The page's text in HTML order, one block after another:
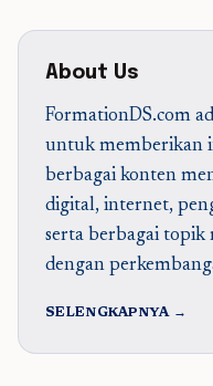
About Us
FormationDS.com
untuk memberikan
berbagai konten
digital, internet,
serta berbagai
dengan
SELENGKAPNYA →